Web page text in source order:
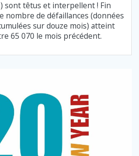
sont têtus et interpellent ! Fin
nombre de défaillances (données
sur douze mois) atteint
65 070 le mois précédent.